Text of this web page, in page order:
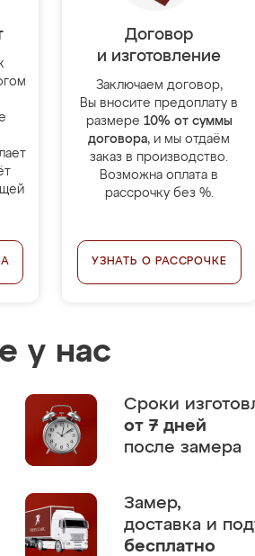
Договор
и изготовление
Заключаем договор,
Вы вносите предоплату в
размере 10% от суммы
договора, и мы отдаём
заказ в производство.
Возможна оплата в
рассрочку без %.
УЗНАТЬ О РАССРОЧКЕ
у нас
Сроки
от 7 дней
после замера
Замер,
доставка и
бесплатно